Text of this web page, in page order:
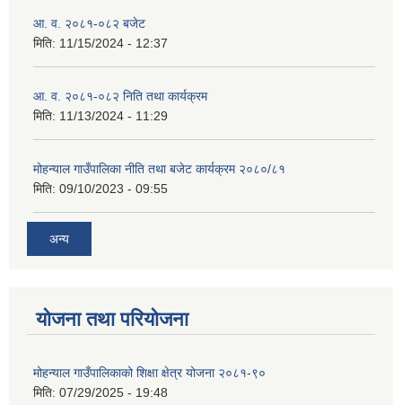
आ. व. २०८१-०८२ बजेट
मिति: 11/15/2024 - 12:37
आ. व. २०८१-०८२ निति तथा कार्यक्रम
मिति: 11/13/2024 - 11:29
मोहन्याल गाउँपालिका नीति तथा बजेट कार्यक्रम २०८०/८१
मिति: 09/10/2023 - 09:55
अन्य
योजना तथा परियोजना
मोहन्याल गाउँपालिकाको शिक्षा क्षेत्र योजना २०८१-९०
मिति: 07/29/2025 - 19:48